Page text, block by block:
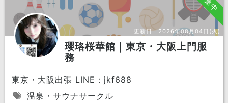
更新日：2026年08月04日(火)
瓔珞桜華館｜東京・大阪上門服
務
東京・大阪出張 LINE：jkf688
温泉・サウナサークル